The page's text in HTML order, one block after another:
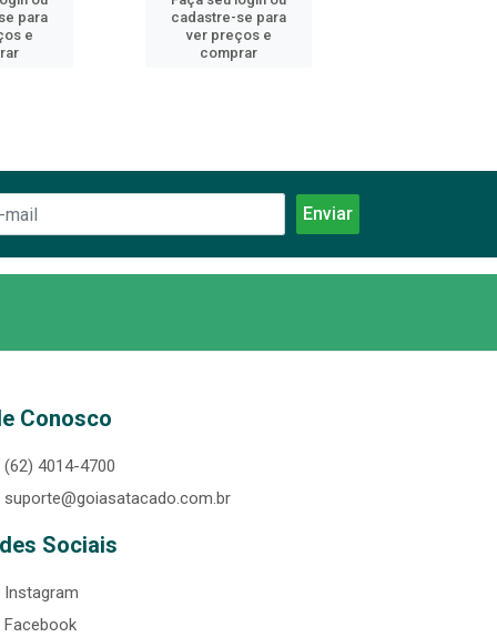
para
e
cadastre-se para
ver preços e
comprar
Conosco
(62) 4014-4700
suporte@goiasatacado.com.br
Sociais
Instagram
Facebook